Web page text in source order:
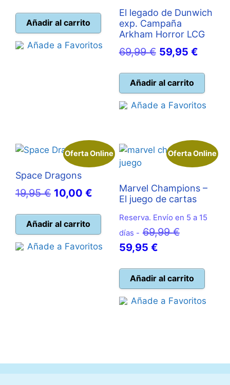
original
era:
15,00 €.
precio
actual
es:
10,00 €.
Añadir al carrito
Añade a Favoritos
El legado de Dunwich
exp. Campaña
Arkham Horror LCG
69,99€ El
original
era:
69,99 €.
59,95 €El
es:
59,95
Añadir al carrito
Añade a Favoritos
Oferta Online
Space Dragons
19,95€ El
original
era:
19,95 €.
10,00 €
actual
es:
10,00 €.
Añadir al carrito
Añade a Favoritos
Oferta Online
Marvel Champions –
El juego de cartas
Reserva. Envío en 5 a 15
días - 69,99€El
era:
69,99 €.
59,95 €El
actual
es:
59,95 €.
Añadir al carrito
Añade a Favoritos